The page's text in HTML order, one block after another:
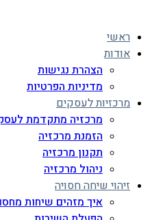
ראשי
אודות
הצהרת נגישות
מדיניות הפרטיות
מרכזיות לעסקים
מרכזיה מתקדמת
הזמנת מרכזיה
תקנון מרכזיה
ניהול מרכזיה
זיהוי שיחה חסויה
איך מזהים שיחות